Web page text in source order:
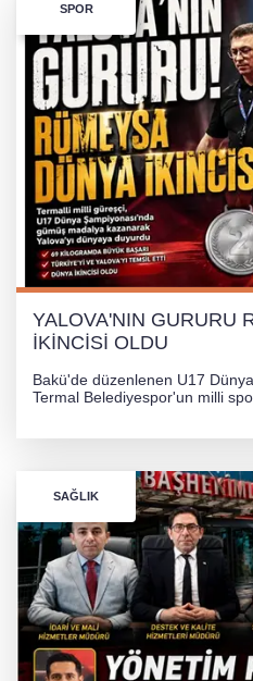
SPOR
YALOVA'NIN GURURU
İKİNCİSİ OLDU
Bakü'de düzenlenen U17
Termal Belediyespor'un milli
SAĞLIK